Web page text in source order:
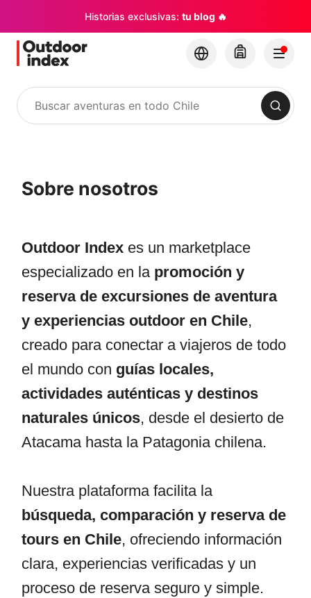
Historias exclusivas: tu blog 🔥
Buscar
Sobre nosotros
Outdoor Index es un marketplace
especializado en la promoción y
reserva de excursiones de aventura
y experiencias outdoor en Chile,
creado para conectar a viajeros de todo
el mundo con guías locales,
actividades auténticas y destinos
naturales únicos, desde el desierto de
Atacama hasta la Patagonia chilena.
Nuestra plataforma facilita la
búsqueda, comparación y reserva de
tours en Chile, ofreciendo información
clara, experiencias verificadas y un
proceso de reserva seguro y simple.